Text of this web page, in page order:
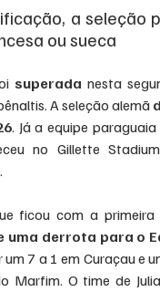
a seleção
ou sueca
superada
A seleção alemã
. Já a equipe paraguaia
no Gillette
ficou com a
uma derrota para o
7 a 1 em Curaçau e
Marfim. O time de